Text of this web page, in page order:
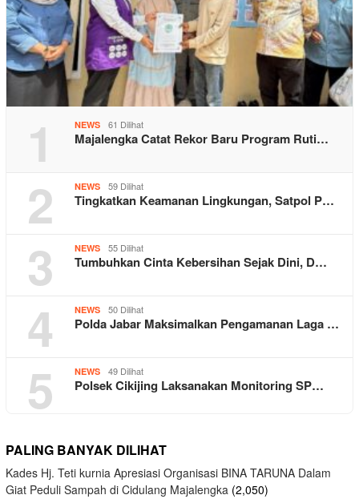
1 NEWS 61 Dilihat
Majalengka Catat Rekor Baru Program Ruti…
2 NEWS 59 Dilihat
Tingkatkan Keamanan Lingkungan, Satpol P…
3 NEWS 55 Dilihat
Tumbuhkan Cinta Kebersihan Sejak Dini, D…
4 NEWS 50 Dilihat
Polda Jabar Maksimalkan Pengamanan Laga …
5 NEWS 49 Dilihat
Polsek Cikijing Laksanakan Monitoring SP…
PALING BANYAK DILIHAT
Kades Hj. Teti kurnia Apresiasi Organisasi BINA TARUNA Dalam
Giat Peduli Sampah di Cidulang Majalengka (2,050)